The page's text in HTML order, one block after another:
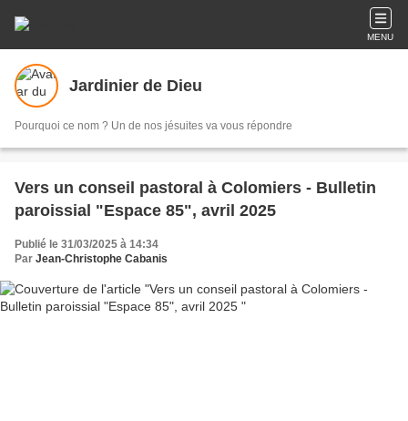
MENU
Jardinier de Dieu
Pourquoi ce nom ? Un de nos jésuites va vous répondre
Vers un conseil pastoral à Colomiers - Bulletin
paroissial "Espace 85", avril 2025
Publié le 31/03/2025 à 14:34
Par Jean-Christophe Cabanis